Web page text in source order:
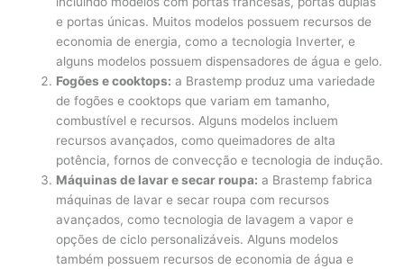
e portas únicas. Muitos modelos possuem recursos de
economia de energia, como a tecnologia Inverter, e
alguns modelos possuem dispensadores de água e gelo.
Fogões e cooktops: a Brastemp produz uma variedade
de fogões e cooktops que variam em tamanho,
combustível e recursos. Alguns modelos incluem
recursos avançados, como queimadores de alta
potência, fornos de convecção e tecnologia de indução.
Máquinas de lavar e secar roupa: a Brastemp fabrica
máquinas de lavar e secar roupa com recursos
avançados, como tecnologia de lavagem a vapor e
opções de ciclo personalizáveis. Alguns modelos
também possuem recursos de economia de água e